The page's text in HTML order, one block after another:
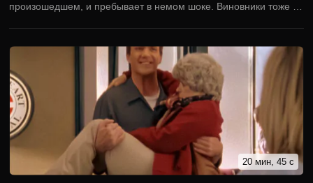
произошедшем, и пребывает в немом шоке. Виновники тоже …
20 мин, 45 с